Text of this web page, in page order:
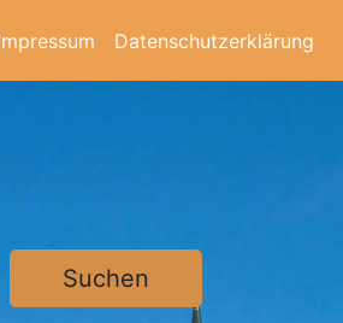
Datenschutzerklärung
Suchen